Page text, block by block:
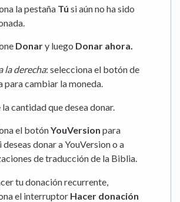
la pestaña Tú si aún no ha sido
Donary luego Donar ahora.
la derecha: selecciona el botón de
para cambiar la moneda.
cantidad que desea donar.
el botónYouVersion para
deseas donar a YouVersion o a
de traducción de la Biblia.
tu donación recurrente,
el interruptor Hacer donación